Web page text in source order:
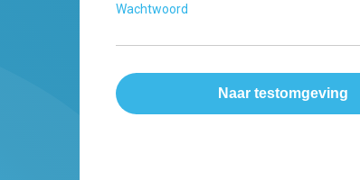
Wachtwoord